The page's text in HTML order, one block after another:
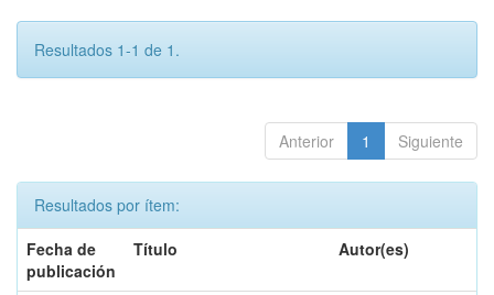
Resultados 1-1 de 1.
Anterior 1 Siguiente
Resultados por ítem:
Fecha de
publicación
Título Autor(es)